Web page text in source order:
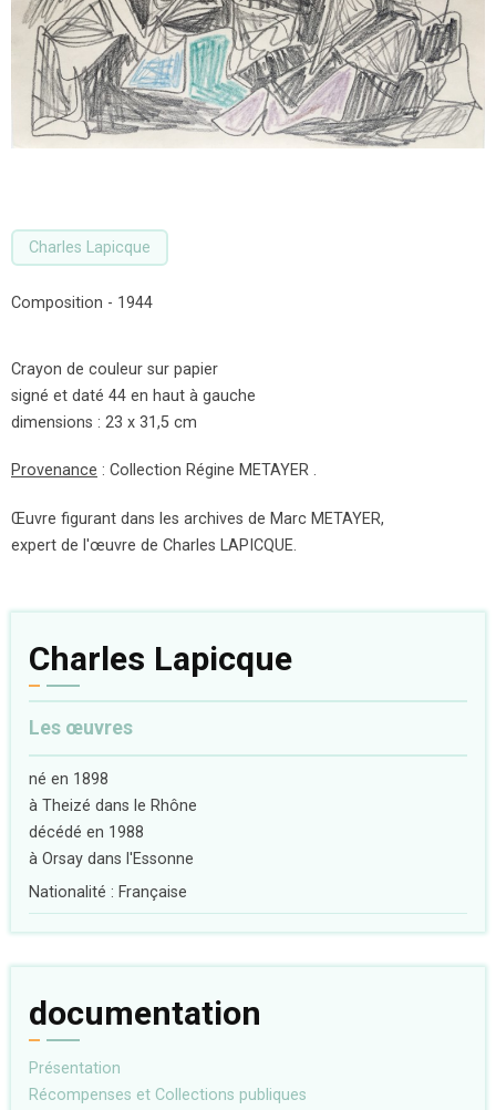
Charles Lapicque
Composition - 1944
Crayon de couleur sur papier
signé et daté 44 en haut à gauche
dimensions : 23 x 31,5 cm
Provenance : Collection Régine METAYER .
Œuvre figurant dans les archives de Marc METAYER,
expert de l'œuvre de Charles LAPICQUE.
Charles Lapicque
Les œuvres
né en 1898
à Theizé dans le Rhône
décédé en 1988
à Orsay dans l'Essonne
Nationalité : Française
documentation
Présentation
Récompenses et Collections publiques